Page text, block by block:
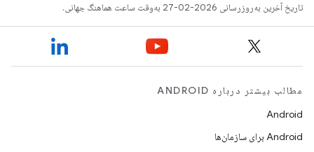
تاریخ آخرین به‌روزرسانی 2026-02-27 به‌وقت ساعت هماهنگ جهانی.
مطالب بیشتر درباره ANDROID
Android
Android برای سازمان‌ها